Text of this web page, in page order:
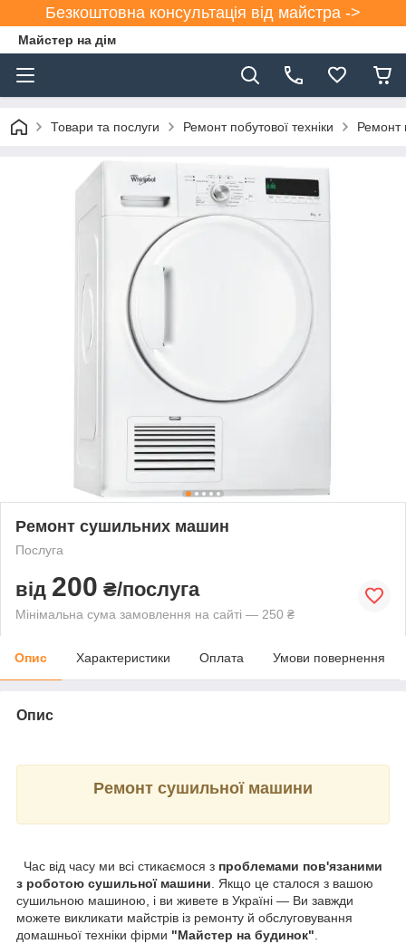
Безкоштовна консультація від майстра ->
Майстер на дім
Товари та послуги Ремонт побутової техніки Ремонт
Ремонт сушильних машин
Послуга
від 200 ₴/послуга
Мінімальна сума замовлення на сайті — 250 ₴
Опис Характеристики Оплата Умови повернення
Опис
Ремонт сушильної машини
Час від часу ми всі стикаємося з проблемами пов'язаними
з роботою сушильної машини. Якщо це сталося з вашою
сушильною машиною, і ви живете в Україні — Ви завжди
можете викликати майстрів із ремонту й обслуговування
домашньої техніки фірми "Майстер на будинок".